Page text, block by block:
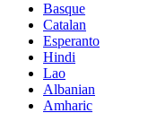
Basque
Catalan
Esperanto
Hindi
Lao
Albanian
Amharic